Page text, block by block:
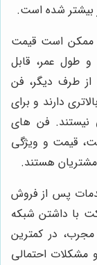
بیشتر شده است.
ممکن است قیمت
و طول عمر، قابل
از طرف دیگر، فن
دارند و برای
نیستند. فن های
قیمت و ویژگی
مشتریان هستند.
پس از فروش
با داشتن شبکه
در کمترین
مشکلات احتمالی